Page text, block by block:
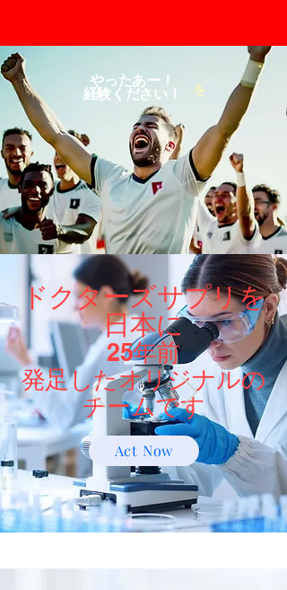
を
やったあー！
​経験ください！
ドクターズサプリを
日本に
25年前
発足したオリジナル​の
チームです
Act Now